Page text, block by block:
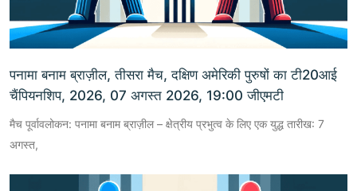
पनामा बनाम ब्राज़ील, तीसरा मैच, दक्षिण अमेरिकी पुरुषों का टी20आई
चैंपियनशिप, 2026, 07 अगस्त 2026, 19:00 जीएमटी
मैच पूर्वावलोकन: पनामा बनाम ब्राज़ील – क्षेत्रीय प्रभुत्व के लिए एक युद्ध तारीख: 7
अगस्त,